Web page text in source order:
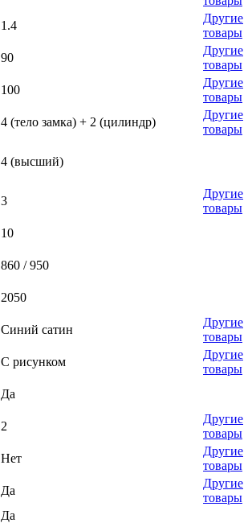
1.4
Другие
товары
90
Другие
товары
100
Другие
товары
4 (тело замка) + 2 (цилиндр)
Другие
товары
4 (высший)
3
Другие
товары
10
860 / 950
2050
Синий сатин
Другие
товары
С рисунком
Другие
товары
Да
2
Другие
товары
Нет
Другие
товары
Да
Другие
товары
Да